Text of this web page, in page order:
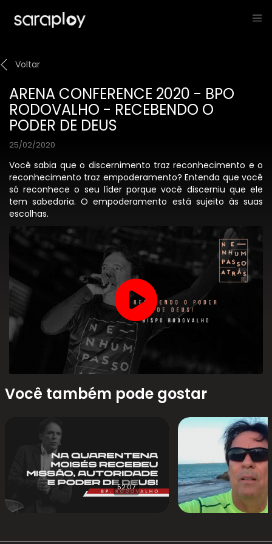
Voltar
ARENA CONFERENCE 2020 - BPO
RODOVALHO - RECEBENDO O
PODER DE DEUS
25/02/2020
Você sabia que o discernimento traz reconhecimento e o
reconhecimento traz empoderamento? Entenda que você
só reconhece o seu líder porque você discerniu que ele
tem sabedoria. O empoderamento está sujeito às suas
escolhas.
Você também pode gostar
52:07